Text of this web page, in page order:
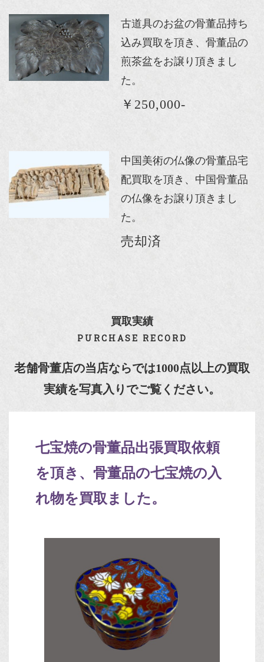
古道具のお盆の骨董品持ち
込み買取を頂き、骨董品の
煎茶盆をお譲り頂きまし
た。
￥250,000-
中国美術の仏像の骨董品宅
配買取を頂き、中国骨董品
の仏像をお譲り頂きまし
た。
売却済
買取実績
PURCHASE RECORD
老舗骨董店の当店ならでは1000点以上の買取
実績を写真入りでご覧ください。
七宝焼の骨董品出張買取依頼
を頂き、骨董品の七宝焼の入
れ物を買取ました。